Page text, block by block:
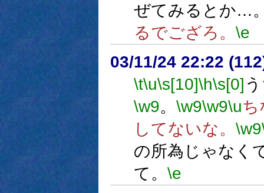
ぜてみるとか…
るでござろ。 \e
03/11/24 22:22
\t\u\s[10]\h\s[0]
\w9。 \w9\w9\uち
してないな。 \w9
の所為じゃなく
て。 \e